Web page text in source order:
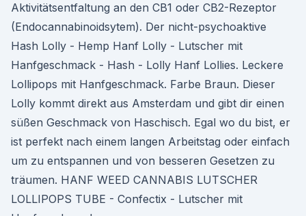
Aktivitätsentfaltung an den CB1 oder CB2-Rezeptor
(Endocannabinoidsytem). Der nicht-psychoaktive
Hash Lolly - Hemp Hanf Lolly - Lutscher mit
Hanfgeschmack - Hash - Lolly Hanf Lollies. Leckere
Lollipops mit Hanfgeschmack. Farbe Braun. Dieser
Lolly kommt direkt aus Amsterdam und gibt dir einen
süßen Geschmack von Haschisch. Egal wo du bist, er
ist perfekt nach einem langen Arbeitstag oder einfach
um zu entspannen und von besseren Gesetzen zu
träumen. HANF WEED CANNABIS LUTSCHER
LOLLIPOPS TUBE - Confectix - Lutscher mit